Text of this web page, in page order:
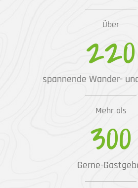
Über
220
spannende Wander-
Mehr als
300
Gerne-